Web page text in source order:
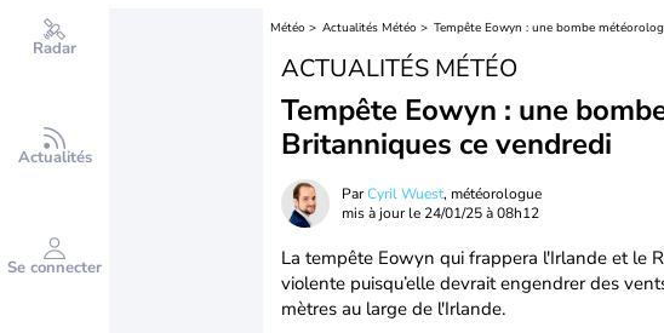
Radar
Actualités
Se connecter
Météo Actualités Météo Tempête Eowyn : une bombe
ACTUALITÉS MÉTÉO
Tempête Eowyn : une
Britanniques ce vendredi
ParCyril Wuest, météorologue
mis à jour le 24/01/25 à 08h12
La tempête Eowyn qui frappera l'Irlande et le
violente puisqu’elle devrait engendrer des
mètres au large de l'Irlande.